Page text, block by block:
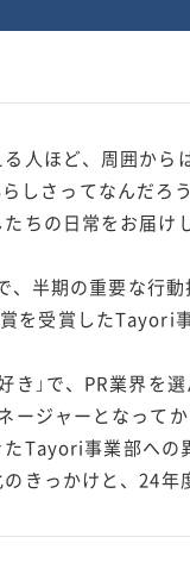
人ほど、周囲から
らしさってなんだ
ちの日常をお届け
、半期の重要な行
を受賞したTayori
き」で、PR業界
ージャーとなって
Tayori事業部へ
きっかけと、24年